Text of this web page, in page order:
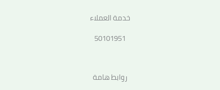
خدمة العملاء
50101951
روابط هامة